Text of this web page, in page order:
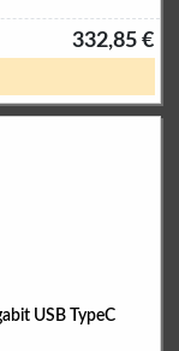
332,85 €
USB TypeC